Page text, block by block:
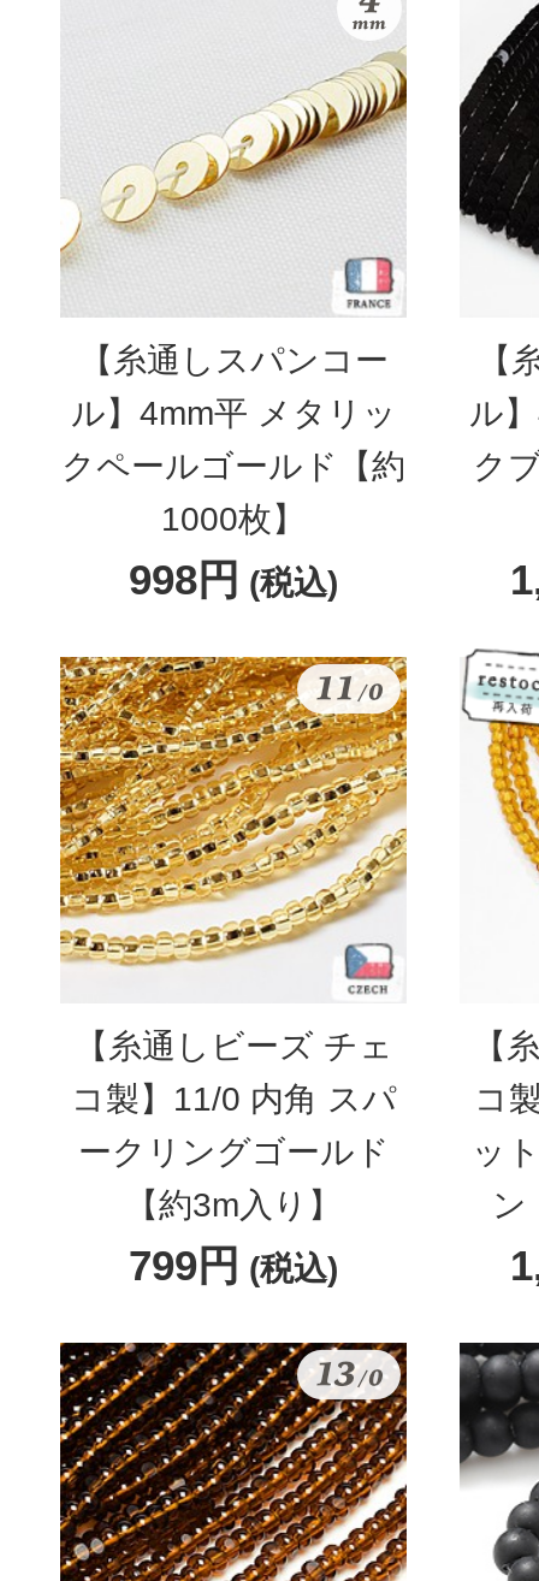
【糸通しスパンコー
ル】4mm平 メタリッ
クペールゴールド【約
1000枚】
998円 (税込)
【
ル
ク
【糸通しビーズ チェ
コ製】11/0 内角 スパ
ークリングゴールド
【約3m入り】
799円 (税込)
【
コ
ッ
ン